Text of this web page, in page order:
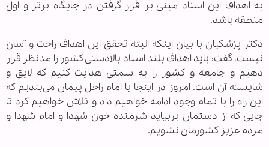
به اهداف این اسناد مبنی بر قرار گرفتن در جایگاه برتر و اول
منطقه باشد.
دکتر پزشکیان با بیان اینکه البته تحقق این اهداف راحت و آسان
نیست، گفت: باید اهداف بلند اسناد بالادستی کشور را مدنظر قرار
دهیم و جامعه و کشور را به سمتی هدایت کنیم که لایق و
شایسته آن است. امروز در اینجا با امام راحل پیمان می‌بندیم که
این راه را با تمام وجود ادامه خواهیم داد و تلاش خواهیم کرد تا
جایی که از دستمان بربیاید شرمنده خون شهدا و امام شهدا و
مردم عزیز کشورمان نشویم.